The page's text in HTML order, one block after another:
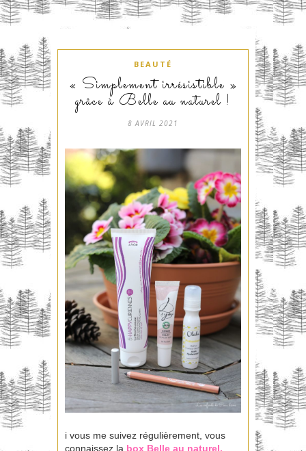
BEAUTÉ
« Simplement irrésistible »
grâce à Belle au naturel !
8 AVRIL 2021
i vous me suivez régulièrement, vous
connaissez la box Belle au naturel.